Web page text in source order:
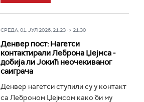
СРЕДА, 01. ЈУЛ 2026, 21:23 -> 21:30
Денвер пост: Нагетси
контактирали Леброна Џејмса -
добија ли Јокић неочекиваног
саиграча
Денвер нагетси ступили су у контакт
са Леброном Џејмсом како би му